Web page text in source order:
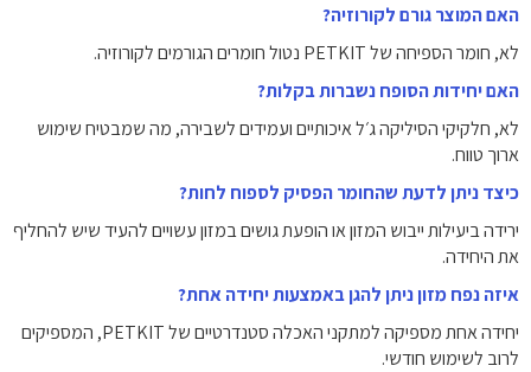
האם המוצר גורם לקורוזיה?
לא, חומר הספיחה של PETKIT נטול חומרים הגורמים לקורוזיה.
האם יחידות הסופח נשברות בקלות?
לא, חלקיקי הסיליקה ג׳ל איכותיים ועמידים לשבירה, מה שמבטיח שימוש
ארוך טווח.
כיצד ניתן לדעת שהחומר הפסיק לספוח לחות?
ירידה ביעילות ייבוש המזון או הופעת גושים במזון עשויים להעיד שיש להחליף
את היחידה.
איזה נפח מזון ניתן להגן באמצעות יחידה אחת?
יחידה אחת מספיקה למתקני האכלה סטנדרטיים של PETKIT, המספיקים
לרוב לשימוש חודשי.